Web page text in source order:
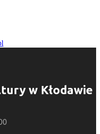
w Kłodawie